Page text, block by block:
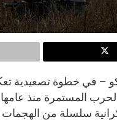
– في خطوة تصعيدية
الحرب المستمرة منذ
سلسلة من الهجمات